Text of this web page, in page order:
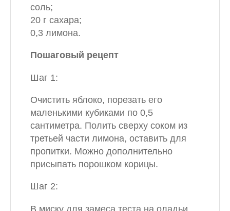
соль;
20 г сахара;
0,3 лимона.
Пошаговый рецепт
Шаг 1:
Очистить яблоко, порезать его
маленькими кубиками по 0,5
сантиметра. Полить сверху соком из
третьей части лимона, оставить для
пропитки. Можно дополнительно
присыпать порошком корицы.
Шаг 2:
В миску для замеса теста на оладьи